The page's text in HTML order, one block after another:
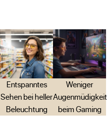
Entspanntes
Sehen bei heller
Beleuchtung
Weniger
Augenmüdigkeit
beim Gaming